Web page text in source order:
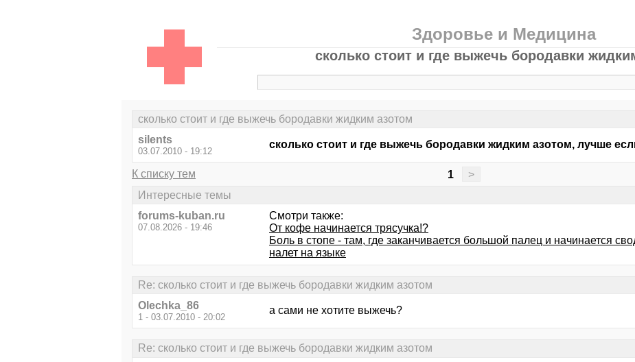
Здоровье и Медицина
сколько стоит и где выжечь бородавки
сколько стоит и где выжечь бородавки жидким азотом
silents
03.07.2010 - 19:12
сколько стоит и где выжечь бородавки жидким азотом, лучше
К списку тем 1 >
Интересные темы
forums-kuban.ru
07.08.2026 - 19:46
Смотри также:
От кофе начинается трясучка!?
Боль в стопе - там, где заканчивается большой палец и начинается
налет на языке
Re: сколько стоит и где выжечь бородавки жидким азотом
Olechka_86
1 - 03.07.2010 - 20:02
а сами не хотите выжечь?
Re: сколько стоит и где выжечь бородавки жидким азотом